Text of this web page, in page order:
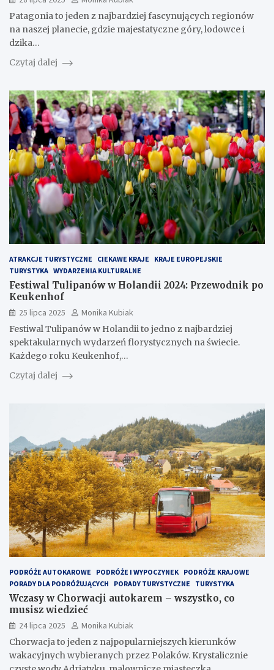
Patagonia to jeden z najbardziej fascynujących regionów
na naszej planecie, gdzie majestatyczne góry, lodowce i
dzika…
Czytaj dalej
ATRAKCJE TURYSTYCZNE CIEKAWE KRAJE
KRAJE EUROPEJSKIE
TURYSTYKA WYDARZENIA KULTURALNE
Festiwal Tulipanów w Holandii 2024: Przewodnik po
Keukenhof
25 lipca 2025
Monika Kubiak
Festiwal Tulipanów w Holandii to jedno z najbardziej
spektakularnych wydarzeń florystycznych na świecie.
Każdego roku Keukenhof,…
Czytaj dalej
PODRÓŻE AUTOKAROWE PODRÓŻE I WYPOCZYNEK PODRÓŻE KRAJOWE
PORADY DLA PODRÓŻUJĄCYCH
PORADY TURYSTYCZNE TURYSTYKA
Wczasy w Chorwacji autokarem – wszystko, co
musisz wiedzieć
24 lipca 2025
Monika Kubiak
Chorwacja to jeden z najpopularniejszych kierunków
wakacyjnych wybieranych przez Polaków. Krystalicznie